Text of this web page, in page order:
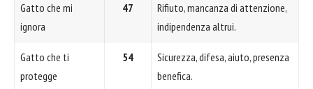
Gatto che mi
ignora
47
Rifiuto, mancanza di attenzione,
indipendenza altrui.
Gatto che ti
protegge
54
Sicurezza, difesa, aiuto, presenza
benefica.